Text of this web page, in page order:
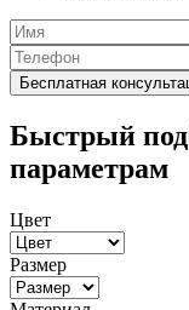
Быстрый
параметрам
Цвет
Размер